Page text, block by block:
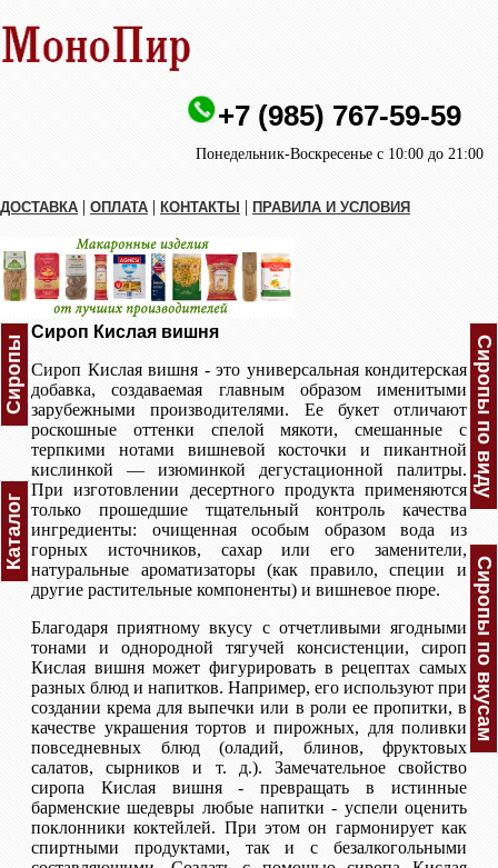
+7 (985) 767-59-59
Понедельник-Воскресенье с 10:00 до 21:00
ДОСТАВКА | ОПЛАТА | КОНТАКТЫ | ПРАВИЛА И УСЛОВИЯ
Сиропы
Каталог
Сироп Кислая вишня
Сироп Кислая вишня - это универсальная кондитерская
добавка, создаваемая главным образом именитыми
зарубежными производителями. Ее букет отличают
роскошные оттенки спелой мякоти, смешанные с
терпкими нотами вишневой косточки и пикантной
кислинкой — изюминкой дегустационной палитры.
При изготовлении десертного продукта применяются
только прошедшие тщательный контроль качества
ингредиенты: очищенная особым образом вода из
горных источников, сахар или его заменители,
натуральные ароматизаторы (как правило, специи и
другие растительные компоненты) и вишневое пюре.
Благодаря приятному вкусу с отчетливыми ягодными
тонами и однородной тягучей консистенции, сироп
Кислая вишня может фигурировать в рецептах самых
разных блюд и напитков. Например, его используют при
создании крема для выпечки или в роли ее пропитки, в
качестве украшения тортов и пирожных, для поливки
повседневных блюд (оладий, блинов, фруктовых
салатов, сырников и т. д.). Замечательное свойство
сиропа Кислая вишня - превращать в истинные
барменские шедевры любые напитки - успели оценить
поклонники коктейлей. При этом он гармонирует как
спиртными продуктами, так и с безалкогольными
Сиропы по виду
Сиропы по вкусам